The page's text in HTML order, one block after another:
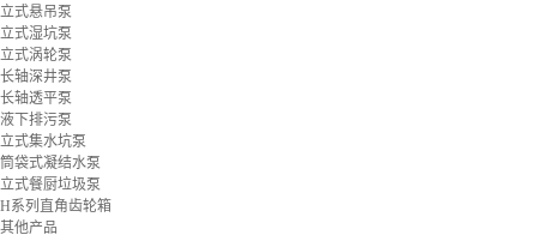
立式悬吊泵
立式湿坑泵
立式涡轮泵
长轴深井泵
长轴透平泵
液下排污泵
立式集水坑泵
筒袋式凝结水泵
立式餐厨垃圾泵
H系列直角齿轮箱
其他产品